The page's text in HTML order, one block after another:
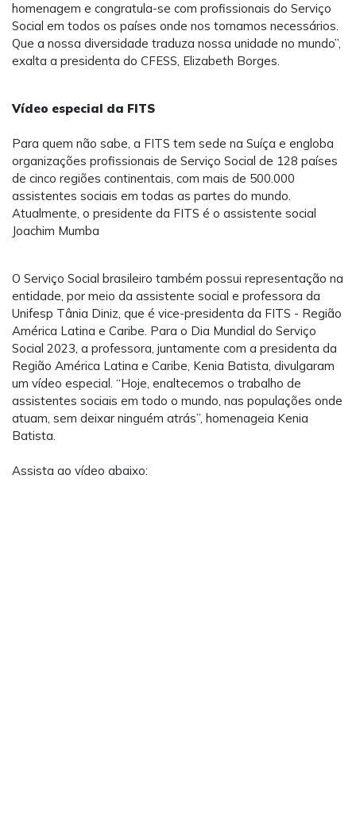
homenagem e congratula-se com profissionais do Serviço
Social em todos os países onde nos tornamos necessários.
Que a nossa diversidade traduza nossa unidade no mundo”,
exalta a presidenta do CFESS, Elizabeth Borges.
Vídeo especial da FITS
Para quem não sabe, a FITS tem sede na Suíça e engloba
organizações profissionais de Serviço Social de 128 países
de cinco regiões continentais, com mais de 500.000
assistentes sociais em todas as partes do mundo.
Atualmente, o presidente da FITS é o assistente social
Joachim Mumba
O Serviço Social brasileiro também possui representação na
entidade, por meio da assistente social e professora da
Unifesp Tânia Diniz, que é vice-presidenta da FITS - Região
América Latina e Caribe. Para o Dia Mundial do Serviço
Social 2023, a professora, juntamente com a presidenta da
Região América Latina e Caribe, Kenia Batista, divulgaram
um vídeo especial. “Hoje, enaltecemos o trabalho de
assistentes sociais em todo o mundo, nas populações onde
atuam, sem deixar ninguém atrás”, homenageia Kenia
Batista.
Assista ao vídeo abaixo: